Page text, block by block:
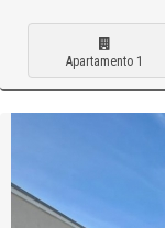
Apartamento 1